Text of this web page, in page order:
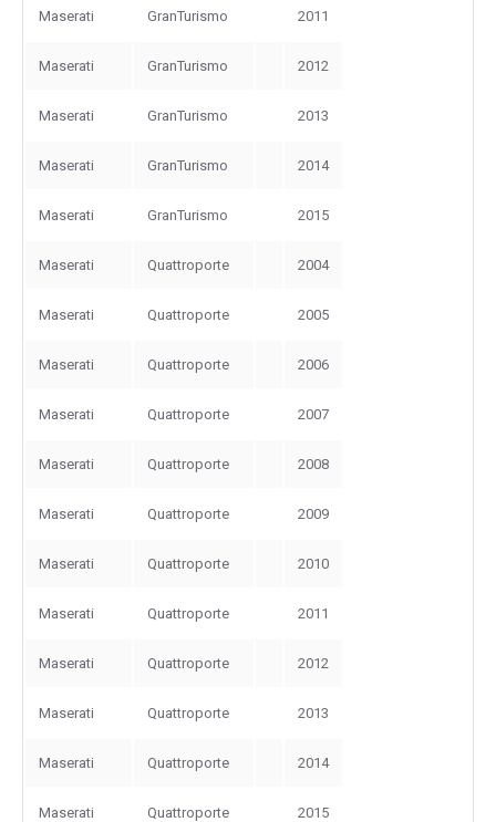
Maserati GranTurismo 2011
Maserati GranTurismo 2012
Maserati GranTurismo 2013
Maserati GranTurismo 2014
Maserati GranTurismo 2015
Maserati Quattroporte 2004
Maserati Quattroporte 2005
Maserati Quattroporte 2006
Maserati Quattroporte 2007
Maserati Quattroporte 2008
Maserati Quattroporte 2009
Maserati Quattroporte 2010
Maserati Quattroporte 2011
Maserati Quattroporte 2012
Maserati Quattroporte 2013
Maserati Quattroporte 2014
Maserati Quattroporte 2015